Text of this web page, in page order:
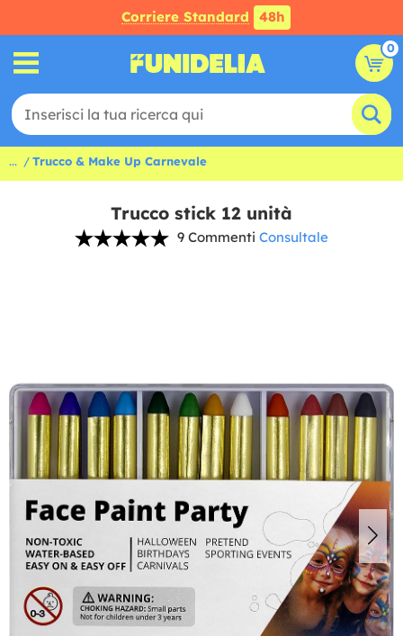
Corriere Standard 48h
0
... Trucco & Make Up Carnevale
Trucco stick 12 unità
9 Commenti Consultale